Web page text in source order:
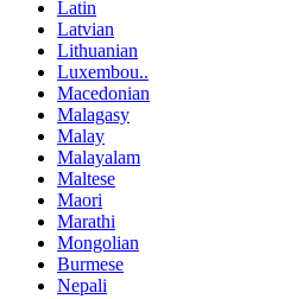
Latin
Latvian
Lithuanian
Luxembou..
Macedonian
Malagasy
Malay
Malayalam
Maltese
Maori
Marathi
Mongolian
Burmese
Nepali